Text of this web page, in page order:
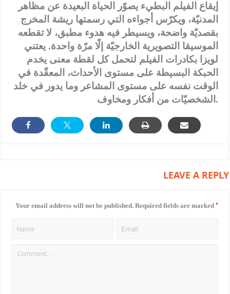
إيقاع الفيلم البطيء يصوّر الحياة البعيدة عن مظاهر
المدنيّة، ويكرّس أجواءه التي رسمتها ريشة المخرج
بقصديّة واضحة، ويسيطر فيه هدوء مطبق، لا تقطعه
الموسيقا التصويرية الخارجيّة إلّا مرّة واحدة. يعتني
لويزا بكادرات الفيلم لتحمل كل لقطة معنى يخدم
الحبكة البسيطة على مستوى الأحداث، المعقّدة في
الوقت نفسه على مستوى المشاعر وما يدور في خلد
الشخصيّات من أفكار ومخاوف.
LEAVE A REPLY
Your email address will not be published. Required fields are marked *